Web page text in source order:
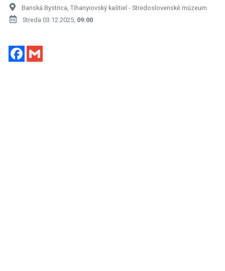
Banská Bystrica, Tihanyiovský kaštiel - Stredoslovenské múzeum
Streda 03.12.2025, 09:00
Facebook